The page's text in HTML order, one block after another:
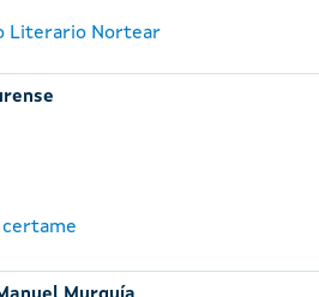
Literario Nortear
certame